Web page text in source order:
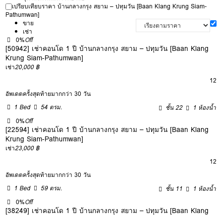
เปรียบเทียบราคา บ้านกลางกรุง สยาม – ปทุมวัน [Baan Klang Krung Siam-
Pathumwan]
ขาย
เช่า
0%Off
[50942] เช่าคอนโด 1 ปี บ้านกลางกรุง สยาม – ปทุมวัน [Baan Klang
Krung Siam-Pathumwan]
เช่า20,000 ฿
12
อัพเดตครั้งสุดท้ายมากกว่า 30 วัน
1 Bed
54 ตรม. ชั้น 22
1 ห้องน้ำ
0%Off
[22594] เช่าคอนโด 1 ปี บ้านกลางกรุง สยาม – ปทุมวัน [Baan Klang
Krung Siam-Pathumwan]
เช่า23,000 ฿
12
อัพเดตครั้งสุดท้ายมากกว่า 30 วัน
1 Bed
59 ตรม. ชั้น 11
1 ห้องน้ำ
0%Off
[38249] เช่าคอนโด 1 ปี บ้านกลางกรุง สยาม – ปทุมวัน [Baan Klang